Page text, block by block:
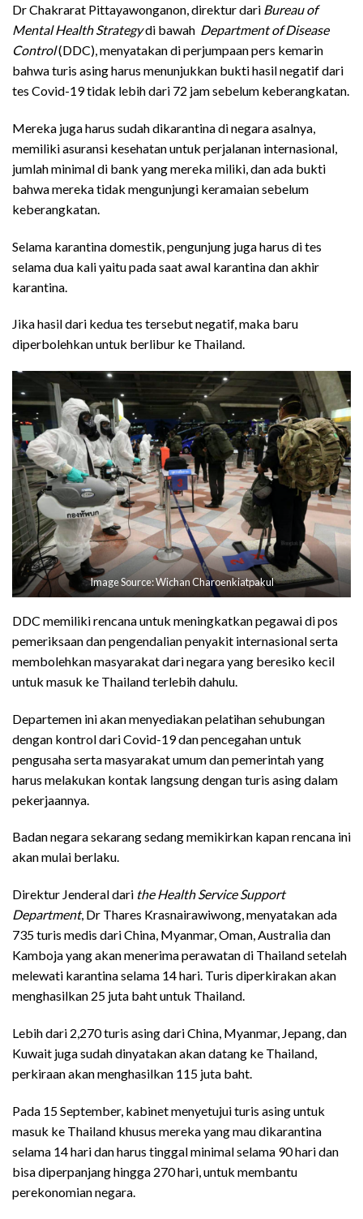
Dr Chakrarat Pittayawonganon, direktur dari Bureau of
Mental Health Strategydi bawah Department of Disease
Control(DDC), menyatakan di perjumpaan pers kemarin
bahwa turis asing harus menunjukkan bukti hasil negatif dari
tes Covid-19 tidak lebih dari 72 jam sebelum keberangkatan.
Mereka juga harus sudah dikarantina di negara asalnya,
memiliki asuransi kesehatan untuk perjalanan internasional,
jumlah minimal di bank yang mereka miliki, dan ada bukti
bahwa mereka tidak mengunjungi keramaian sebelum
keberangkatan.
Selama karantina domestik, pengunjung juga harus di tes
selama dua kali yaitu pada saat awal karantina dan akhir
karantina.
Jika hasil dari kedua tes tersebut negatif, maka baru
diperbolehkan untuk berlibur ke Thailand.
Image Source: Wichan Charoenkiatpakul
DDC memiliki rencana untuk meningkatkan pegawai di pos
pemeriksaan dan pengendalian penyakit internasional serta
membolehkan masyarakat dari negara yang beresiko kecil
untuk masuk ke Thailand terlebih dahulu.
Departemen ini akan menyediakan pelatihan sehubungan
dengan kontrol dari Covid-19 dan pencegahan untuk
pengusaha serta masyarakat umum dan pemerintah yang
harus melakukan kontak langsung dengan turis asing dalam
pekerjaannya.
Badan negara sekarang sedang memikirkan kapan rencana ini
akan mulai berlaku.
Direktur Jenderal dari the Health Service Support
Department, Dr Thares Krasnairawiwong, menyatakan ada
735 turis medis dari China, Myanmar, Oman, Australia dan
Kamboja yang akan menerima perawatan di Thailand setelah
melewati karantina selama 14 hari. Turis diperkirakan akan
menghasilkan 25 juta baht untuk Thailand.
Lebih dari 2,270 turis asing dari China, Myanmar, Jepang, dan
Kuwait juga sudah dinyatakan akan datang ke Thailand,
perkiraan akan menghasilkan 115 juta baht.
Pada 15 September, kabinet menyetujui turis asing untuk
masuk ke Thailand khusus mereka yang mau dikarantina
selama 14 hari dan harus tinggal minimal selama 90 hari dan
bisa diperpanjang hingga 270 hari, untuk membantu
perekonomian negara.